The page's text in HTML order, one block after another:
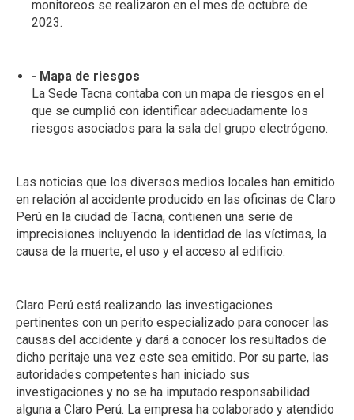
monitoreos se realizaron en el mes de octubre de
2023.
- Mapa de riesgos
La Sede Tacna contaba con un mapa de riesgos en el
que se cumplió con identificar adecuadamente los
riesgos asociados para la sala del grupo electrógeno.
Las noticias que los diversos medios locales han emitido
en relación al accidente producido en las oficinas de Claro
Perú en la ciudad de Tacna, contienen una serie de
imprecisiones incluyendo la identidad de las víctimas, la
causa de la muerte, el uso y el acceso al edificio.
Claro Perú está realizando las investigaciones
pertinentes con un perito especializado para conocer las
causas del accidente y dará a conocer los resultados de
dicho peritaje una vez este sea emitido. Por su parte, las
autoridades competentes han iniciado sus
investigaciones y no se ha imputado responsabilidad
alguna a Claro Perú. La empresa ha colaborado y atendido